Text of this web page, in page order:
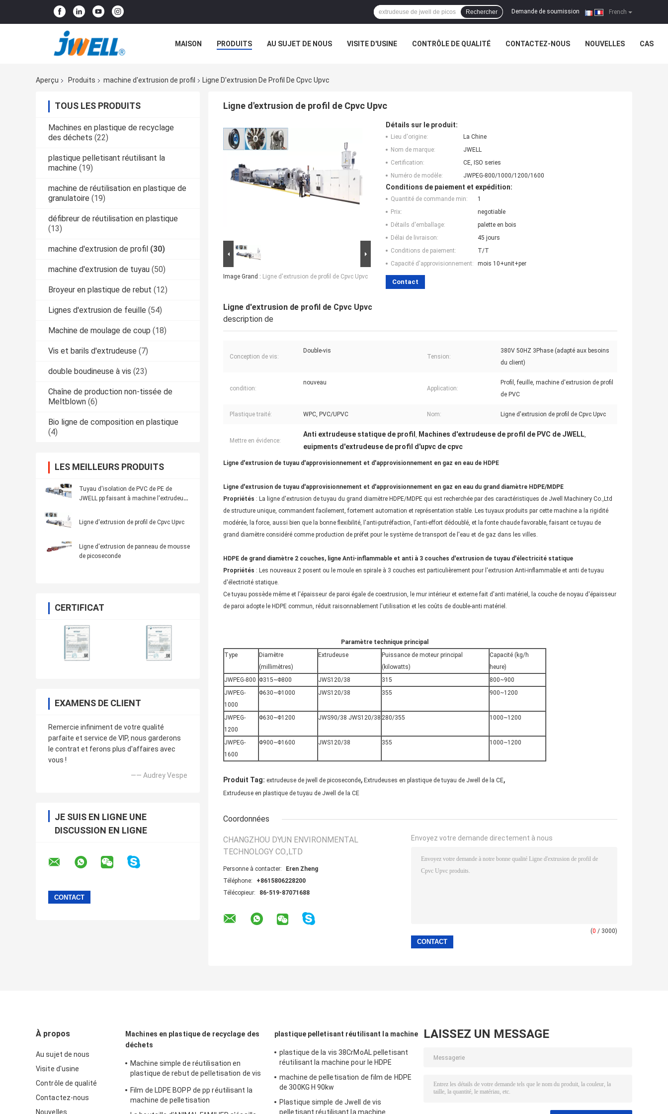
French
Demande de soumission |
Rechercher
MAISON PRODUITS AU SUJET DE NOUS VISITE D'USINE CONTRÔLE DE QUALITÉ CONTACTEZ-NOUS NOUVELLES CAS
Aperçu Produits machine d'extrusion de profil Ligne D'extrusion De Profil De Cpvc Upvc
TOUS LES PRODUITS
Machines en plastique de recyclage
des déchets (22)
plastique pelletisant réutilisant la
machine (19)
machine de réutilisation en plastique de
granulatoire (19)
défibreur de réutilisation en plastique
(13)
machine d'extrusion de profil (30)
machine d'extrusion de tuyau (50)
Broyeur en plastique de rebut (12)
Lignes d'extrusion de feuille (54)
Machine de moulage de coup (18)
Vis et barils d'extrudeuse (7)
double boudineuse à vis (23)
Chaîne de production non-tissée de
Meltblown (6)
Bio ligne de composition en plastique
(4)
LES MEILLEURS PRODUITS
Tuyau d'isolation de PVC de PE de
JWELL pp faisant à machine l'extrudeuse
Ligne d'extrusion de profil de Cpvc Upvc
Ligne d'extrusion de panneau de mousse
de picoseconde
CERTIFICAT
EXAMENS DE CLIENT
Remercie infiniment de votre qualité
parfaite et service de VIP, nous garderons
le contrat et ferons plus d'affaires avec
vous !
—— Audrey Vespe
JE SUIS EN LIGNE UNE
DISCUSSION EN LIGNE
Ligne d'extrusion de profil de Cpvc Upvc
Image Grand : Ligne d'extrusion de profil de Cpvc Upvc
Détails sur le produit:
Lieu d'origine:
La Chine
Nom de marque:
JWELL
Certification:
CE, ISO series
Numéro de modèle:
JWPEG-800/1000/1200/1600
Conditions de paiement et expédition:
Quantité de commande min:
1
Prix:
negotiable
Détails d'emballage:
palette en bois
Délai de livraison:
45 jours
Conditions de paiement:
T/T
Capacité d'approvisionnement:
mois 10+unit+per
Contact
Ligne d'extrusion de profil de Cpvc Upvc
description de
Conception de vis:
Double-vis
Tension:
380V 50HZ 3Phase (adapté aux besoins
du client)
condition:
nouveau
Application:
Profil, feuille, machine d'extrusion de profil
de PVC
Plastique traité: WPC, PVC/UPVC Nom: Ligne d'extrusion de profil de Cpvc Upvc
Mettre en évidence:
Anti extrudeuse statique de profil , Machines d'extrudeuse de profil de PVC de JWELL,
euipments d'extrudeuse de profil d'upvc de cpvc
Ligne d'extrusion de tuyau d'approvisionnement et d'approvisionnement en gaz en eau de HDPE
Ligne d'extrusion de tuyau d'approvisionnement et d'approvisionnement en gaz en eau du grand diamètre HDPE/MDPE
Propriétés : La ligne d'extrusion de tuyau du grand diamètre HDPE/MDPE qui est recherchée par des caractéristiques de Jwell Machinery Co.,Ltd
de structure unique, commandent facilement, fortement automation et représentation stable. Les tuyaux produits par cette machine a la rigidité
modérée, la force, aussi bien que la bonne flexibilité, l'anti-putréfaction, l'anti-effort dédoublé, et la fonte chaude favorable, faisant ce tuyau de
grand diamètre considéré comme production de préfet pour le système de transport de l'eau et de gaz dans les villes.
HDPE de grand diamètre 2 couches, ligne Anti-inflammable et anti à 3 couches d'extrusion de tuyau d'électricité statique
Propriétés : Les nouveaux 2 posent ou le moule en spirale à 3 couches est particulièrement pour l'extrusion Anti-inflammable et anti de tuyau
d'électricité statique.
Ce tuyau possède même et l'épaisseur de paroi égale de coextrusion, le mur intérieur et externe fait d'anti matériel, la couche de noyau d'épaisseur
de paroi adopte le HDPE commun, réduit raisonnablement l'utilisation et les coûts de double-anti matériel.
Paramètre technique principal
Type
Diamètre
(millimètres)
Extrudeuse
Puissance de moteur principal
(kilowatts)
Capacité (kg/h
heure)
JWPEG-800 Φ315~Φ800 JWS120/38 315
800~900
JWPEG-
1000
Φ630~Φ1000 JWS120/38 355 900~1200
JWPEG-
1200
Φ630~Φ1200 JWS90/38 JWS120/38 280/355 1000~1200
JWPEG-
1600
Φ900~Φ1600 JWS120/38 355 1000~1200
Produit Tag: extrudeuse de jwell de picoseconde, Extrudeuses en plastique de tuyau de Jwell de la CE,
Extrudeuse en plastique de tuyau de Jwell de la CE
Coordonnées
CHANGZHOU DYUN ENVIRONMENTAL
TECHNOLOGY CO.,LTD
Personne à contacter:
Eren Zheng
Téléphone:
+8615806228200
Télécopieur:
86-519-87071688
Envoyez votre demande directement à nous
(0 / 3000)
À propos
Au sujet de nous
Visite d'usine
Contrôle de qualité
Contactez-nous
Nouvelles
Machines en plastique de recyclage des
déchets
Machine simple de réutilisation en
plastique de rebut de pelletisation de vis
machine1500kg h
Film de LDPE BOPP de pp réutilisant la
machine de pelletisation
plastique pelletisant réutilisant la machine
plastique de la vis 38CrMoAL pelletisant
réutilisant la machine pour le HDPE
machine de pelletisation de film de HDPE
de 300KG H 90kw
Plastique simple de Jwell de vis
pelletisant réutilisant la machine
LAISSEZ UN MESSAGE